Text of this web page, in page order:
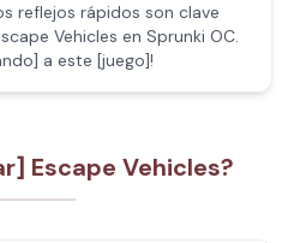
reflejos rápidos son clave
Vehicles en Sprunki OC.
a este [juego]!
Escape Vehicles?